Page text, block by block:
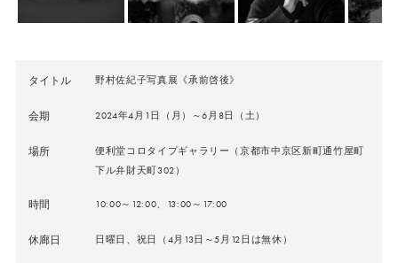
タイトル 野村佐紀子写真展《承前啓後》
会期 2024年4月1日（月）～6月8日（土）
場所
便利堂コロタイプギャラリー（京都市中京区新町通竹屋町
下ル弁財天町302）
時間 10:00～12:00、13:00～17:00
休廊日 日曜日、祝日（4月13日～5月12日は無休）